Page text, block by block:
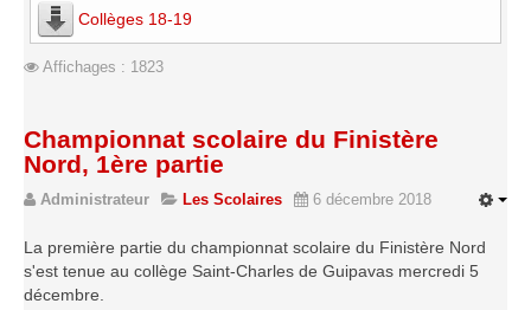
Saison 2014-2015
Saison 2013-2014
Saison 2010-2011
Saison 2009-2010
Les organisations
Collèges 18-19
Affichages : 1823
Championnat scolaire du Finistère
Nord, 1ère partie
Administrateur Les Scolaires 6 décembre 2018
La première partie du championnat scolaire du Finistère Nord
s'est tenue au collège Saint-Charles de Guipavas mercredi 5
décembre.